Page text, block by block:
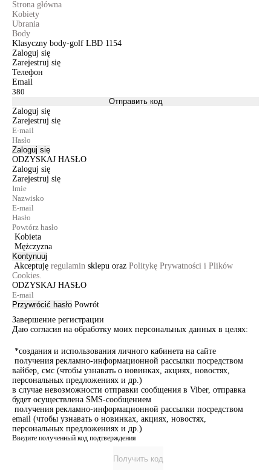
Strona główna
Kobiety
Ubrania
Body
Klasyczny body-golf LBD 1154
Zaloguj się
Zarejestruj się
Телефон
Email
Отправить код
Zaloguj się
Zarejestruj się
Zaloguj się
ODZYSKAJ HASŁO
Zaloguj się
Zarejestruj się
Kobieta
Mężczyzna
Kontynuuj
Akceptuję regulamin sklepu oraz Politykę Prywatności i Plików
Cookies.
ODZYSKAJ HASŁO
Przywrócić hasło Powrót
Завершение регистрации
Даю согласия на обработку моих персональных данных в целях:
*создания и использования личного кабинета на сайте
получения рекламно-информационной рассылки посредством
вайбер, смс (чтобы узнавать о новинках, акциях, новостях,
персональных предложениях и др.)
в случае невозможности отправки сообщения в Viber, отправка
будет осуществлена SMS-сообщением
получения рекламно-информационной рассылки посредством
email (чтобы узнавать о новинках, акциях, новостях,
персональных предложениях и др.)
Введите полученный код подтверждения
Получить код